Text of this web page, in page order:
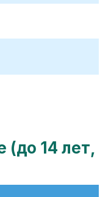
(до 14 лет,